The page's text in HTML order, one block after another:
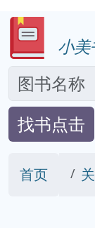
小
找书点击
首页